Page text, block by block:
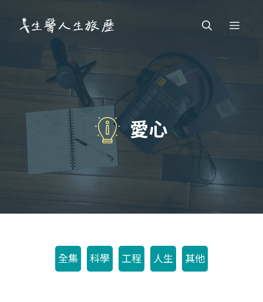
Menu
愛心
全集 科學 工程 人生 其他